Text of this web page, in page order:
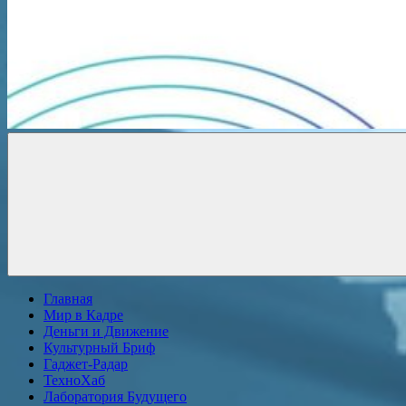
Главная
Мир в Кадре
Деньги и Движение
Культурный Бриф
Гаджет-Радар
ТехноХаб
Лаборатория Будущего